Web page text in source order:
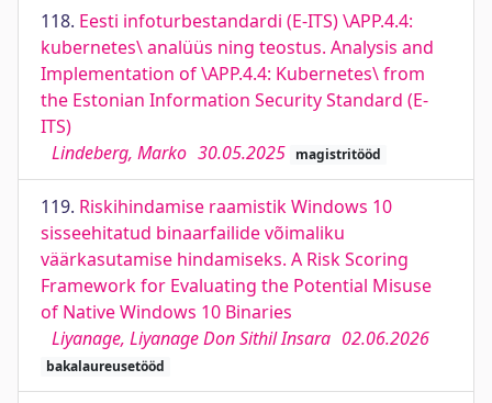
118. Eesti infoturbestandardi (E-ITS) \APP.4.4:
kubernetes\ analüüs ning teostus. Analysis and
Implementation of \APP.4.4: Kubernetes\ from
the Estonian Information Security Standard (E-
ITS)
Lindeberg, Marko 30.05.2025 magistritööd
119. Riskihindamise raamistik Windows 10
sisseehitatud binaarfailide võimaliku
väärkasutamise hindamiseks. A Risk Scoring
Framework for Evaluating the Potential Misuse
of Native Windows 10 Binaries
Liyanage, Liyanage Don Sithil Insara 02.06.2026
bakalaureusetööd